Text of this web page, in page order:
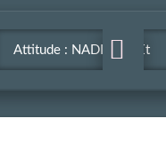
Attitude : NADIYA - ?Et
C'est Parti ... (feat.